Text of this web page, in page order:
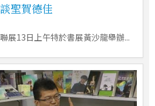
聖賀德佳
展13日上午特於書展黃沙龍舉辦...